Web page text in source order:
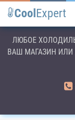
Cool Expert
ЛЮБОЕ
ВАШ МАГАЗИН ИЛИ